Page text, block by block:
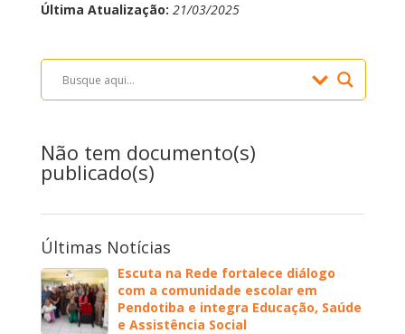
Última Atualização: 21/03/2025
Não tem documento(s)
publicado(s)
Últimas Notícias
Escuta na Rede fortalece diálogo
com a comunidade escolar em
Pendotiba e integra Educação, Saúde
e Assistência Social